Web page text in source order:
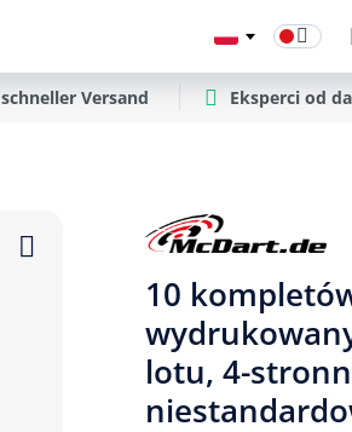
schneller Versand Eksperci od
10
lotu, 4-